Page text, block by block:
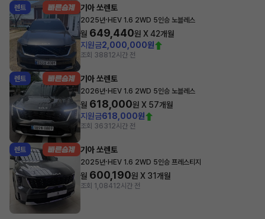
렌트 기아 쏘렌토
2025년· HEV 1.6 2WD 5인승 노블레스
월 649,440원 X42개월
지원금2,000,000원
조회 38812시간 전
렌트 기아 쏘렌토
2026년· HEV 1.6 2WD 5인승 노블레스
월 618,000원 X 57개월
지원금618,000원
조회 36312시간 전
렌트 기아 쏘렌토
2025년· HEV 1.6 2WD 5인승 프레스티지
월 600,190원 X 31개월
조회 1,08412시간 전